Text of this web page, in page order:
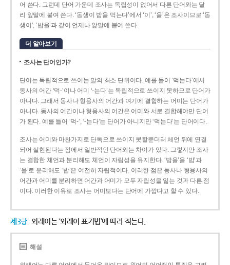
어 쓴다. 그런데 단어 가운데 조사는 독립성이 없어서 다른 단어와는 달
리 앞말에 붙여 쓴다. ‘동생이 밥을 먹는다’에서 ‘이’, ‘을’은 조사이므로 ‘동
생이’, ‘밥을’과 같이 언제나 앞말에 붙여 쓴다.
더 알아보기
조사는 단어인가?
단어는 독립적으로 쓰이는 말의 최소 단위이다. 예를 들어 ‘먹는다’에서
동사의 어간 ‘먹-­’이나 어미 ‘­-는다’는 독립적으로 쓰이지 못하므로 단어가
아니다. 그래서 동사나 형용사의 어간과 여기에 결합하는 어미는 단어가
아니다. 동사의 어간이나 형용사의 어간은 어미와 서로 결합해야만 단어
가 된다. 예를 들어 ‘먹-’, ‘-는다’는 단어가 아니지만 ‘먹는다’는 단어이다.
조사는 어미와 마찬가지로 단독으로 쓰이지 못할뿐더러 체언 뒤에 연결
되어 실현된다는 점에서 일반적인 단어와는 차이가 있다. 그렇지만 조사
는 결합한 체언과 분리해도 체언이 자립성을 유지한다. ‘밥을’을 ‘밥’과
‘을’로 분리해도 ‘밥’은 여전히 자립적이다. 이러한 점은 동사나 형용사의
어간과 어미를 분리하면 어간과 어미가 모두 자립성을 잃는 것과 다른 점
이다. 이러한 이유로 조사는 어미보다는 단어에 가깝다고 할 수 있다.
제3항 외래어는 ‘외래어 표기법’에 따라 적는다.
해설